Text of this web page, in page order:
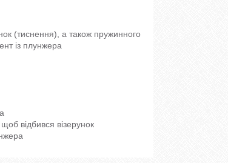
(тиснення), а також пружинного
із плунжера
відбився візерунок